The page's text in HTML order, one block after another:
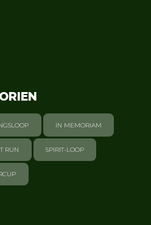
IN MEMORIAM
RUN SPIRIT-LOOP